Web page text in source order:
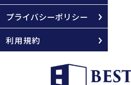
プライバシーポリシー
利用規約